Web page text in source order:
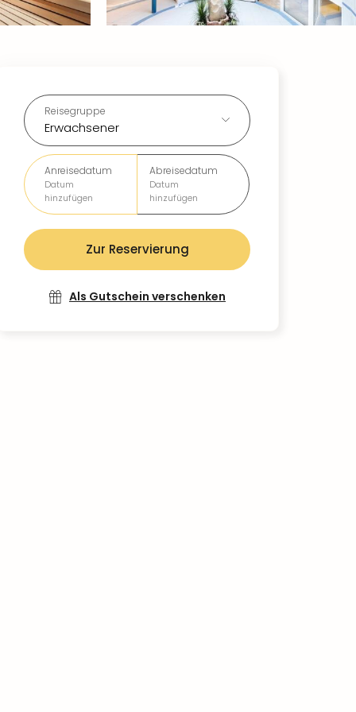
Reisegruppe
Erwachsener
Anreisedatum
Datum
hinzufügen
Abreisedatum
Datum
hinzufügen
Zur Reservierung
Als Gutschein verschenken